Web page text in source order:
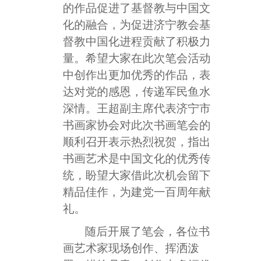
的作品促进了基督教与中国文
化的融合，为促进济宁教会基
督教中国化进程贡献了积极力
量。希望大家在此次笔会活动
中创作出更加优秀的作品，表
达对党的感恩，传递军民鱼水
深情。王超副主席代表济宁市
书画家协会对此次书画笔会的
顺利召开表示热烈祝贺，指出
书画艺术是中国文化的优秀传
统，盼望大家借此次机会留下
精品佳作，为建党一百周年献
礼。
随后开展了笔会，各位书
画艺术家现场创作、挥洒泼